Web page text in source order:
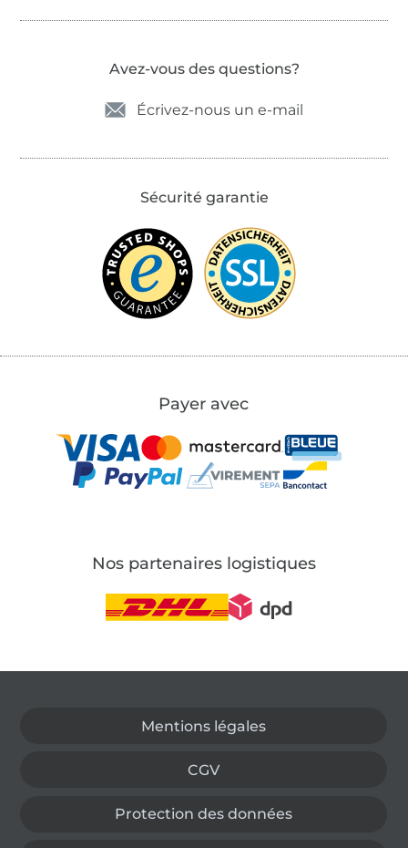
Avez-vous des questions?
Écrivez-nous un e-mail
Sécurité garantie
Payer avec
Nos partenaires logistiques
Mentions légales
CGV
Protection des données